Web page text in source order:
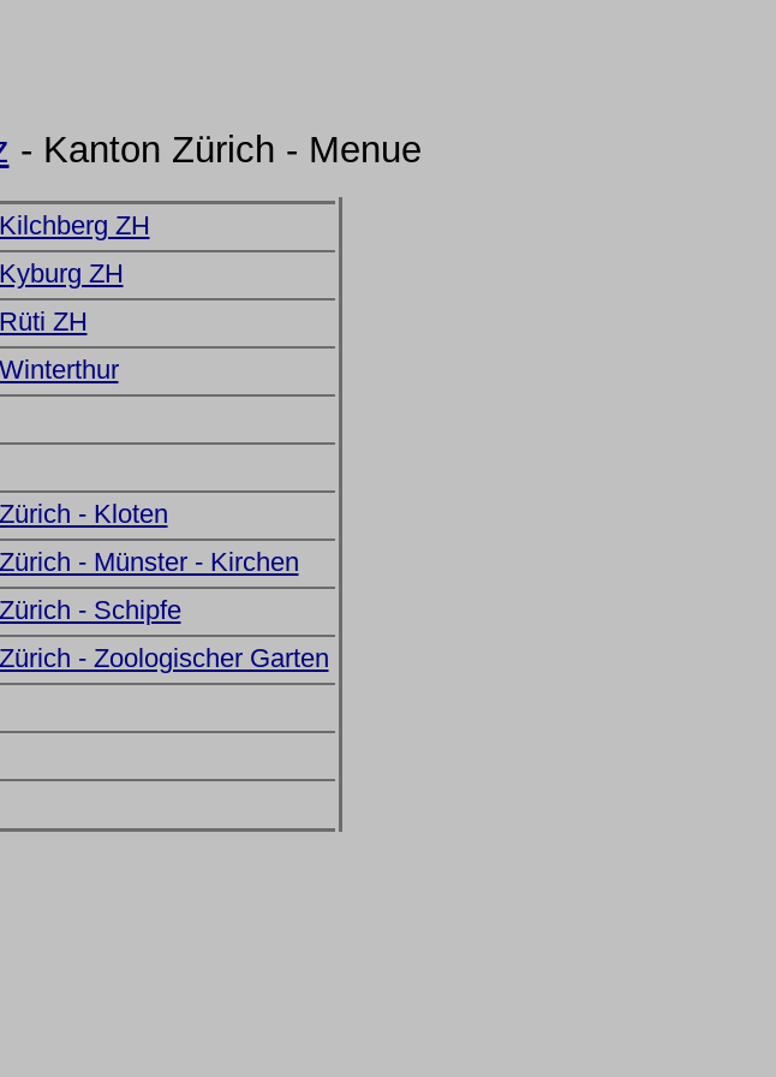
- Kanton Zürich - Menue
Kilchberg ZH
Kyburg ZH
Rüti ZH
Winterthur
Zürich - Kloten
Zürich - Münster - Kirchen
Zürich - Schipfe
Zürich - Zoologischer Garten